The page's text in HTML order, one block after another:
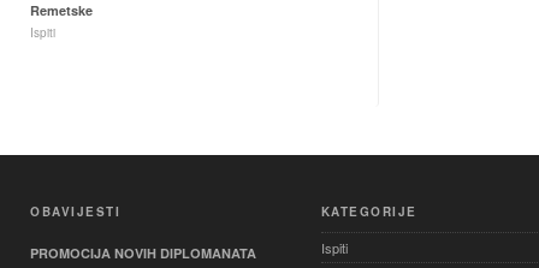
Remetske
Ispiti
OBAVIJESTI
PROMOCIJA NOVIH DIPLOMANATA
KATEGORIJE
Ispiti